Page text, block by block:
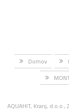
Domov
AQUAHIT, Kranj, d.o.o.,